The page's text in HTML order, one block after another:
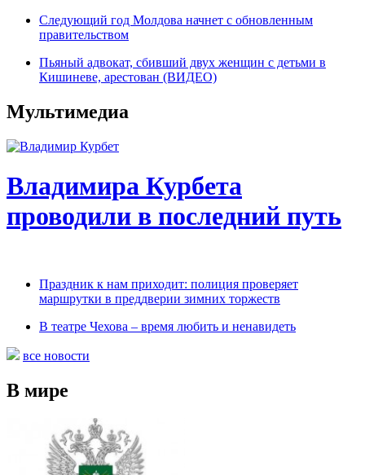
Следующий год Молдова начнет с обновленным
правительством
Пьяный адвокат, сбивший двух женщин с детьми в
Кишиневе, арестован (ВИДЕО)
Мультимедиа
Владимира Курбета
проводили в последний путь
Праздник к нам приходит: полиция проверяет
маршрутки в преддверии зимних торжеств
В театре Чехова – время любить и ненавидеть
все новости
В мире